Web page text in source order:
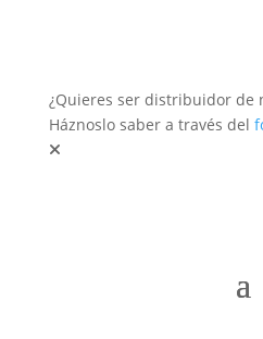
¿Quieres ser distribuidor de
Háznoslo saber a través del